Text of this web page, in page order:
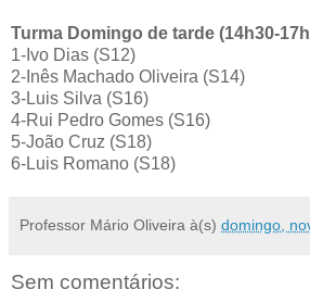
Turma Domingo de tarde (14h30-
1-Ivo Dias (S12)
2-Inês Machado Oliveira (S14)
3-Luis Silva (S16)
4-Rui Pedro Gomes (S16)
5-João Cruz (S18)
6-Luis Romano (S18)
Professor Mário Oliveira à(s) domingo,
Sem comentários: